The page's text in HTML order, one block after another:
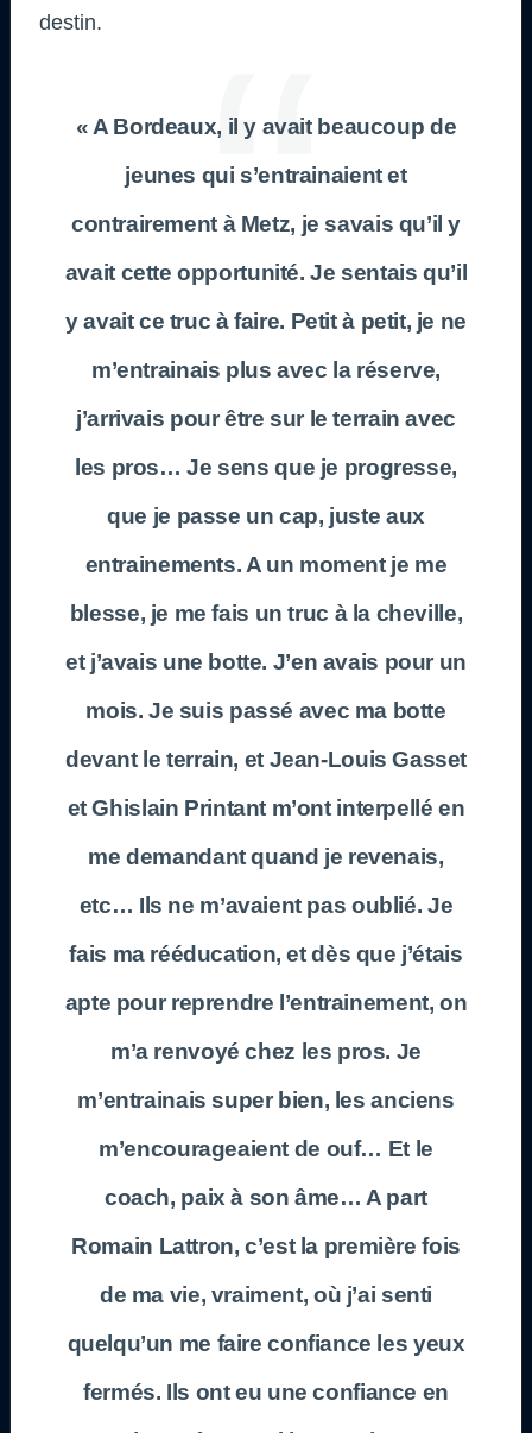
destin.
« A Bordeaux, il y avait beaucoup de
jeunes qui s’entrainaient et
contrairement à Metz, je savais qu’il y
avait cette opportunité. Je sentais qu’il
y avait ce truc à faire. Petit à petit, je ne
m’entrainais plus avec la réserve,
j’arrivais pour être sur le terrain avec
les pros… Je sens que je progresse,
que je passe un cap, juste aux
entrainements. A un moment je me
blesse, je me fais un truc à la cheville,
et j’avais une botte. J’en avais pour un
mois. Je suis passé avec ma botte
devant le terrain, et Jean-Louis Gasset
et Ghislain Printant m’ont interpellé en
me demandant quand je revenais,
etc… Ils ne m’avaient pas oublié. Je
fais ma rééducation, et dès que j’étais
apte pour reprendre l’entrainement, on
m’a renvoyé chez les pros. Je
m’entrainais super bien, les anciens
m’encourageaient de ouf… Et le
coach, paix à son âme… A part
Romain Lattron, c’est la première fois
de ma vie, vraiment, où j’ai senti
quelqu’un me faire confiance les yeux
fermés. Ils ont eu une confiance en